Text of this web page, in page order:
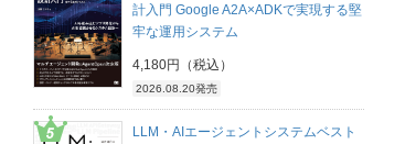
計入門 Google A2A×ADKで実現する堅
牢な運用システム
4,180円（税込）
2026.08.20発売
LLM・AIエージェントシステムベスト